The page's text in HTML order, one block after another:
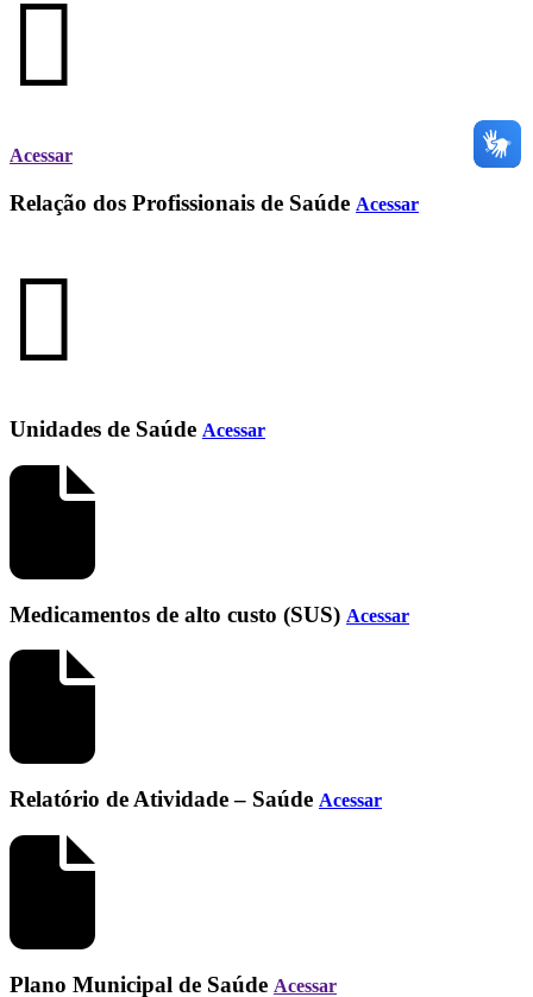
Acessar
Relação dos Profissionais de Saúde Acessar
Unidades de Saúde Acessar
Medicamentos de alto custo (SUS) Acessar
Relatório de Atividade – Saúde Acessar
Plano Municipal de Saúde Acessar